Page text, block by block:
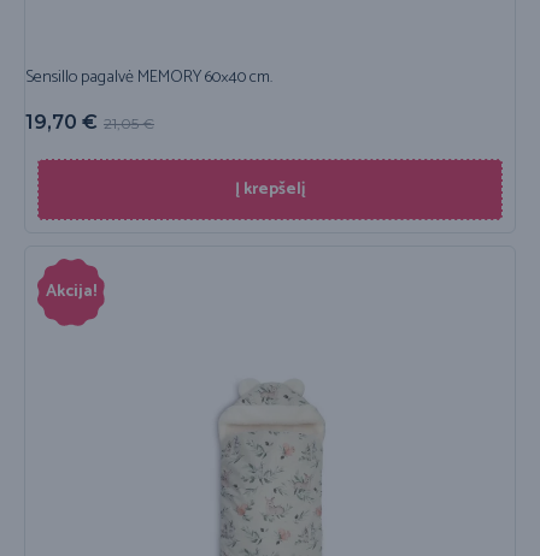
Sensillo pagalvė MEMORY 60×40 cm.
21,05€
19,70 €
Į krepšelį
Akcija!